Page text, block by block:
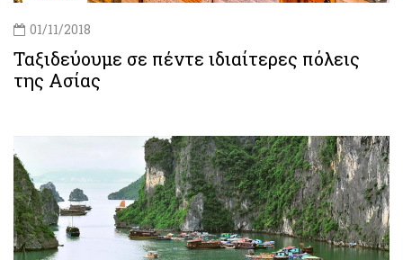
01/11/2018
Ταξιδεύουμε σε πέντε ιδιαίτερες πόλεις
της Ασίας